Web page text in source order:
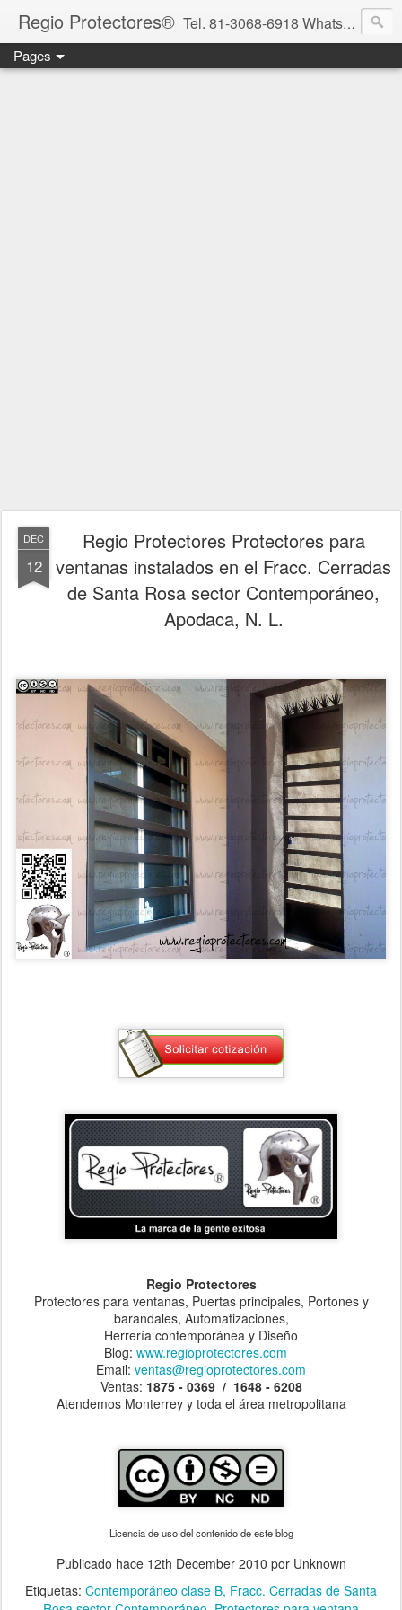
Regio Protectores® Tel. 81-3068-6918 WhatsApp 81-2636-2823 / 33-1145-3780 cotizacionregioprotectores@gmail.com / regioprotectores@gmail.com https://www.facebook.com/RegioProtectores/
Pages
DEC
12
Regio Protectores Protectores para
ventanas instalados en el Fracc. Cerradas
de Santa Rosa sector Contemporáneo,
Apodaca, N. L.
Regio Protectores
Protectores para ventanas, Puertas principales, Portones y
barandales, Automatizaciones,
Herrería contemporánea y Diseño
Blog: www.regioprotectores.com
Email: ventas@regioprotectores.com
Ventas: 1875 - 0369 / 1648 - 6208
Atendemos Monterrey y toda el área metropolitana
Licencia de uso del contenido de este blog
Publicado hace 12th December 2010 por Unknown
Etiquetas: Contemporáneo clase B Fracc. Cerradas de Santa